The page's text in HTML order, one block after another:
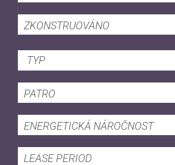
ZKONSTRUOVÁNO
TYP
PATRO
ENERGETICKÁ NÁROČNOST
LEASE PERIOD